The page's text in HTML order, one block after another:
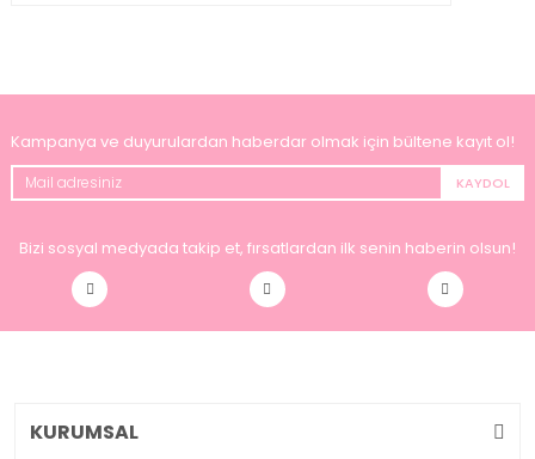
Kampanya ve duyurulardan haberdar olmak için bültene kayıt ol!
KAYDOL
Bizi sosyal medyada takip et, fırsatlardan ilk senin haberin olsun!
KURUMSAL